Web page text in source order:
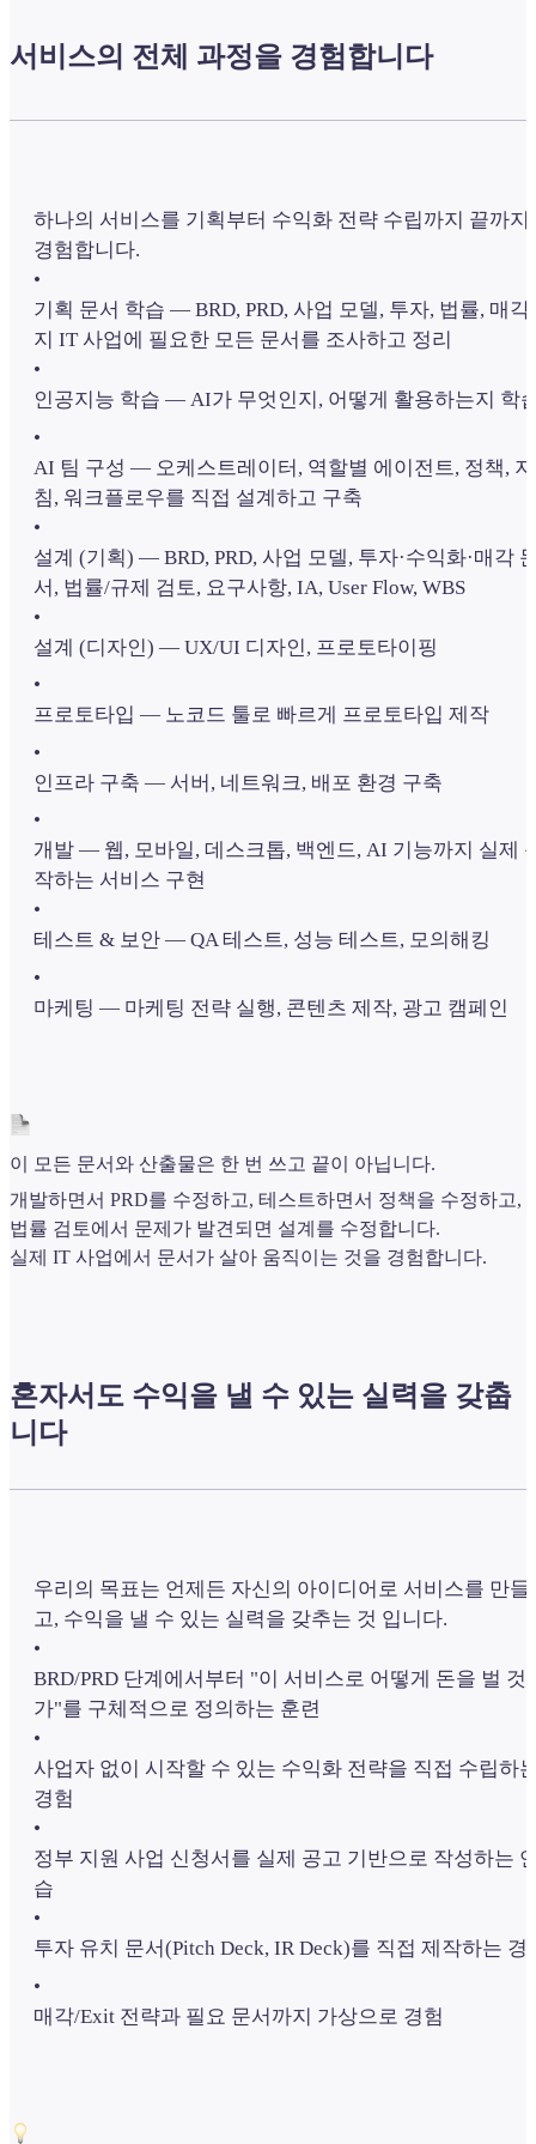
서비스의 전체 과정을 경험합니다
하나의 서비스를 기획부터 수익화 전략 수립까지 끝까지
경험합니다.
•
기획 문서 학습 — BRD, PRD, 사업 모델, 투자, 법률, 매각
지 IT 사업에 필요한 모든 문서를 조사하고 정리
•
인공지능 학습 — AI가 무엇인지, 어떻게 활용하는지 학
•
AI 팀 구성 — 오케스트레이터, 역할별 에이전트, 정책, 지
침, 워크플로우를 직접 설계하고 구축
•
설계 (기획) — BRD, PRD, 사업 모델, 투자·수익화·매각
서, 법률/규제 검토, 요구사항, IA, User Flow, WBS
•
설계 (디자인) — UX/UI 디자인, 프로토타이핑
•
프로토타입 — 노코드 툴로 빠르게 프로토타입 제작
•
인프라 구축 — 서버, 네트워크, 배포 환경 구축
•
개발 — 웹, 모바일, 데스크톱, 백엔드, AI 기능까지 실제
작하는 서비스 구현
•
테스트 & 보안 — QA 테스트, 성능 테스트, 모의해킹
•
마케팅 — 마케팅 전략 실행, 콘텐츠 제작, 광고 캠페인
이 모든 문서와 산출물은 한 번 쓰고 끝이 아닙니다.
개발하면서 PRD를 수정하고, 테스트하면서 정책을 수정하고,
법률 검토에서 문제가 발견되면 설계를 수정합니다.
실제 IT 사업에서 문서가 살아 움직이는 것을 경험합니다.
혼자서도 수익을 낼 수 있는 실력을 갖춥
니다
우리의 목표는 언제든 자신의 아이디어로 서비스를 만들
고, 수익을 낼 수 있는 실력을 갖추는 것 입니다.
•
BRD/PRD 단계에서부터 "이 서비스로 어떻게 돈을 벌 것
가"를 구체적으로 정의하는 훈련
•
사업자 없이 시작할 수 있는 수익화 전략을 직접 수립하
경험
•
정부 지원 사업 신청서를 실제 공고 기반으로 작성하는
습
•
투자 유치 문서(Pitch Deck, IR Deck)를 직접 제작하는 경
•
매각/Exit 전략과 필요 문서까지 가상으로 경험